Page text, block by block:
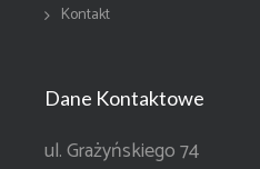
Kontakt
Dane Kontaktowe
ul. Grażyńskiego 74